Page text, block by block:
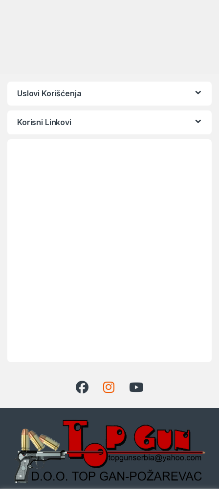
Uslovi Korišćenja
Korisni Linkovi